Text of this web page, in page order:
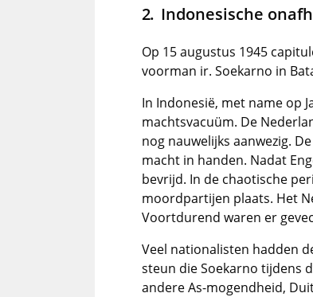
Indonesische
Op 15 augustus 1945
voorman ir. Soekarno in
In Indonesië, met name op
machtsvacuüm. De
nog nauwelijks aanwezig.
macht in handen. Nadat
bevrijd. In de chaotische
moordpartijen plaats. Het
Voortdurend waren er
Veel nationalisten hadden
steun die Soekarno tijdens
andere As-mogendheid,